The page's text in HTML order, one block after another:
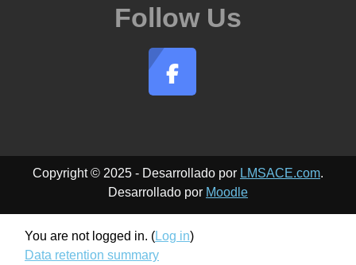
Follow Us
Copyright © 2025 - Desarrollado por LMSACE.com.
Desarrollado por Moodle
You are not logged in. (Log in)
Data retention summary